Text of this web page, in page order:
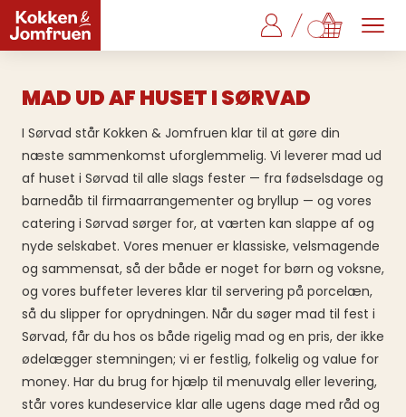
MAD UD AF HUSET I SØRVAD
I Sørvad står Kokken & Jomfruen klar til at gøre din
næste sammenkomst uforglemmelig. Vi leverer mad ud
af huset i Sørvad til alle slags fester — fra fødselsdage og
barnedåb til firmaarrangementer og bryllup — og vores
catering i Sørvad sørger for, at værten kan slappe af og
nyde selskabet. Vores menuer er klassiske, velsmagende
og sammensat, så der både er noget for børn og voksne,
og vores buffeter leveres klar til servering på porcelæn,
så du slipper for oprydningen. Når du søger mad til fest i
Sørvad, får du hos os både rigelig mad og en pris, der ikke
ødelægger stemningen; vi er festlig, folkelig og value for
money. Har du brug for hjælp til menuvalg eller levering,
står vores kundeservice klar alle ugens dage med råd og